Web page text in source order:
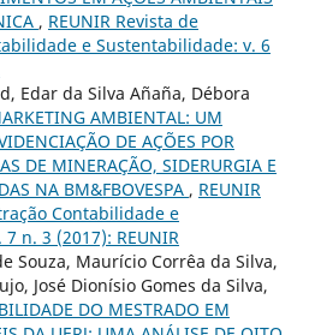
, REUNIR Revista de
e Sustentabilidade: v. 6
Edar da Silva Añaña, Débora
AMBIENTAL: UM
DE AÇÕES POR
DE MINERAÇÃO, SIDERURGIA E
NA BM&FBOVESPA , REUNIR
Contabilidade e
n. 3 (2017): REUNIR
Souza, Maurício Corrêa da Silva,
José Dionísio Gomes da Silva,
DO MESTRADO EM